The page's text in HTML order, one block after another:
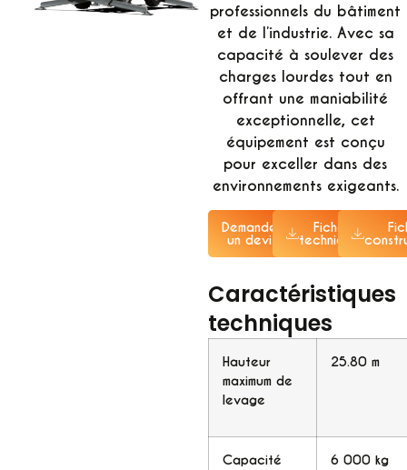
professionnels du bâtiment
et de l’industrie. Avec sa
capacité à soulever des
charges lourdes tout en
offrant une maniabilité
exceptionnelle, cet
équipement est conçu
pour exceller dans des
environnements exigeants.
Demander
un devis
Fiche
technique
Caractéristiques
techniques
Hauteur
maximum de
levage
25.80 m
Capacité
6 000 kg